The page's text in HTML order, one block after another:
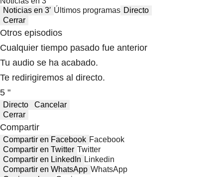
Noticias en 3′ Últimos programas Directo
Cerrar
Otros episodios
Cualquier tiempo pasado fue anterior
Tu audio se ha acabado.
Te redirigiremos al directo.
5 "
Directo
Cancelar
Cerrar
Compartir
Compartir en Facebook Facebook
Compartir en Twitter Twitter
Compartir en LinkedIn Linkedin
Compartir en WhatsApp WhatsApp